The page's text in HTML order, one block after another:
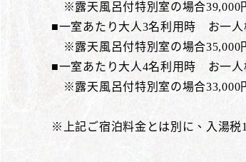
※露天風呂付特別室の場合
■一室あたり大人3名利用時 お一
※露天風呂付特別室の場合35,000
■一室あたり大人4名利用時 お一
※露天風呂付特別室の場合33,000
※上記ご宿泊料金とは別に、入湯税